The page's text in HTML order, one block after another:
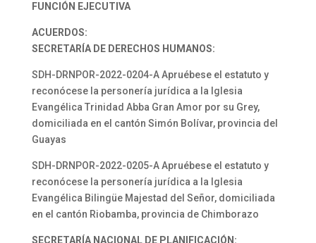
FUNCIÓN EJECUTIVA
ACUERDOS:
SECRETARÍA DE DERECHOS HUMANOS:
SDH-DRNPOR-2022-0204-A Apruébese el estatuto y
reconócese la personería jurídica a la Iglesia
Evangélica Trinidad Abba Gran Amor por su Grey,
domiciliada en el cantón Simón Bolívar, provincia del
Guayas
SDH-DRNPOR-2022-0205-A Apruébese el estatuto y
reconócese la personería jurídica a la Iglesia
Evangélica Bilingüe Majestad del Señor, domiciliada
en el cantón Riobamba, provincia de Chimborazo
SECRETARÍA NACIONAL DE PLANIFICACIÓN: